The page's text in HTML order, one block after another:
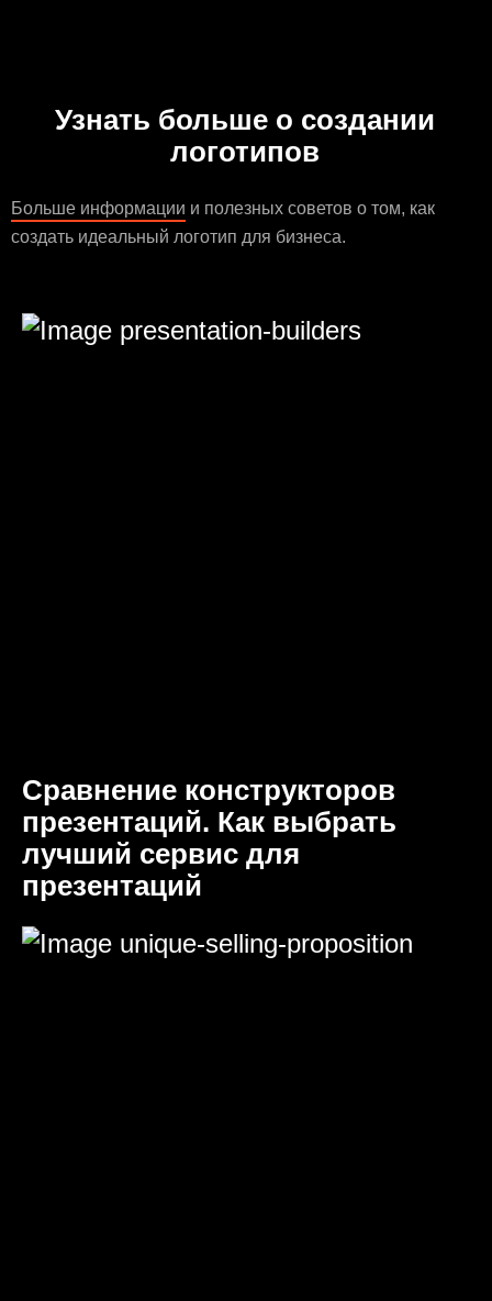
Узнать больше о создании
логотипов
Больше информации и полезных советов о том, как
создать идеальный логотип для бизнеса.
Сравнение конструкторов
презентаций. Как выбрать
лучший сервис для
презентаций